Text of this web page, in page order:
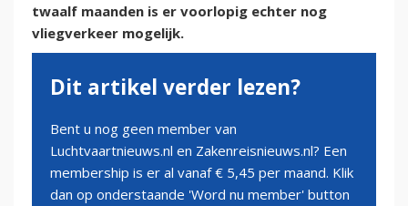
twaalf maanden is er voorlopig echter nog
vliegverkeer mogelijk.
Dit artikel verder lezen?
Bent u nog geen member van
Luchtvaartnieuws.nl en Zakenreisnieuws.nl? Een
membership is er al vanaf € 5,45 per maand. Klik
dan op onderstaande 'Word nu member' button